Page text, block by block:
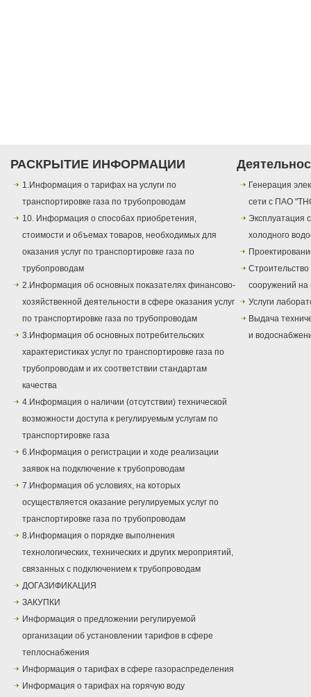
РАСКРЫТИЕ ИНФОРМАЦИИ
1.Информация о тарифах на услуги по
транспортировке газа по трубопроводам
10. Информация о способах приобретения,
стоимости и объемах товаров, необходимых для
оказания услуг по транспортировке газа по
трубопроводам
2.Информация об основных показателях финансово-
хозяйственной деятельности в сфере оказания услуг
по транспортировке газа по трубопроводам
3.Информация об основных потребительских
характеристиках услуг по транспортировке газа по
трубопроводам и их соответствии стандартам
качества
4.Информация о наличии (отсутствии) технической
возможности доступа к регулируемым услугам по
транспортировке газа
6.Информация о регистрации и ходе реализации
заявок на подключение к трубопроводам
7.Информация об условиях, на которых
осуществляется оказание регулируемых услуг по
транспортировке газа по трубопроводам
8.Информация о порядке выполнения
технологических, технических и других мероприятий,
связанных с подключением к трубопроводам
ДОГАЗИФИКАЦИЯ
ЗАКУПКИ
Информация о предложении регулируемой
организации об установлении тарифов в сфере
теплоснабжения
Информация о тарифах в сфере газораспределения
Информация о тарифах на горячую воду
Генерация
сети с ПАО
Эксплуатация
холодного
сооружений на
Услуги
Выдача
и